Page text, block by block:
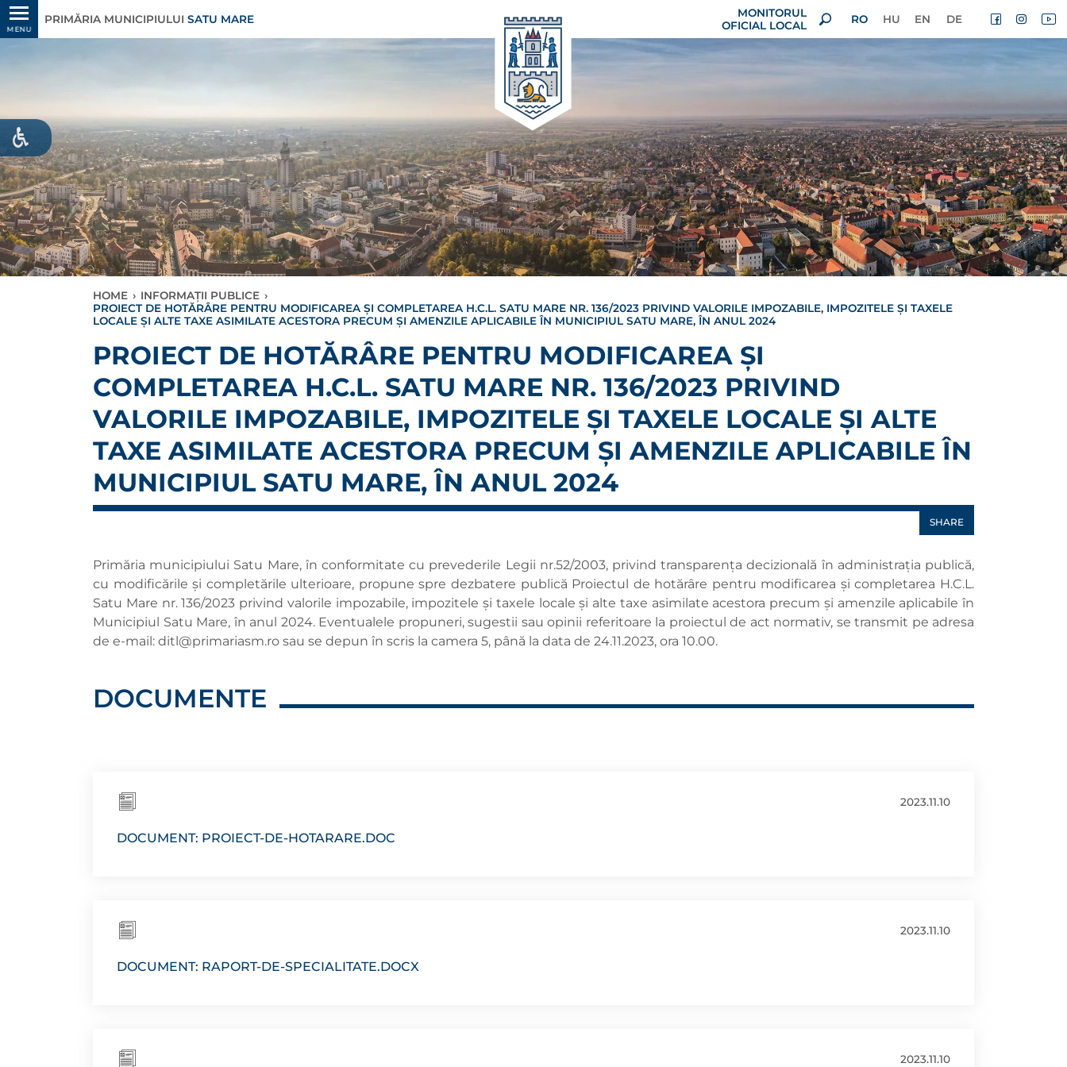
MENU
PRIMĂRIA MUNICIPIULUI SATU MARE
MONITORUL
OFICIAL LOCAL
RO HU EN DE
HOME › INFORMAȚII PUBLICE ›
PROIECT DE HOTĂRÂRE PENTRU MODIFICAREA ȘI COMPLETAREA H.C.L. SATU MARE NR. 136/2023 PRIVIND VALORILE IMPOZABILE, IMPOZITELE ȘI TAXELE
LOCALE ȘI ALTE TAXE ASIMILATE ACESTORA PRECUM ȘI AMENZILE APLICABILE ÎN MUNICIPIUL SATU MARE, ÎN ANUL 2024
PROIECT DE HOTĂRÂRE PENTRU MODIFICAREA ȘI
COMPLETAREA H.C.L. SATU MARE NR. 136/2023 PRIVIND
VALORILE IMPOZABILE, IMPOZITELE ȘI TAXELE LOCALE ȘI ALTE
TAXE ASIMILATE ACESTORA PRECUM ȘI AMENZILE APLICABILE ÎN
MUNICIPIUL SATU MARE, ÎN ANUL 2024
SHARE
Primăria municipiului Satu Mare, în conformitate cu prevederile Legii nr.52/2003, privind transparența decizională în administrația publică,
cu modificările și completările ulterioare, propune spre dezbatere publică Proiectul de hotărâre pentru modificarea și completarea H.C.L.
Satu Mare nr. 136/2023 privind valorile impozabile, impozitele și taxele locale și alte taxe asimilate acestora precum și amenzile aplicabile în
Municipiul Satu Mare, în anul 2024. Eventualele propuneri, sugestii sau opinii referitoare la proiectul de act normativ, se transmit pe adresa
de e-mail: ditl@primariasm.ro sau se depun în scris la camera 5, până la data de 24.11.2023, ora 10.00.
DOCUMENTE
2023.11.10
DOCUMENT: PROIECT-DE-HOTARARE.DOC
2023.11.10
DOCUMENT: RAPORT-DE-SPECIALITATE.DOCX
2023.11.10